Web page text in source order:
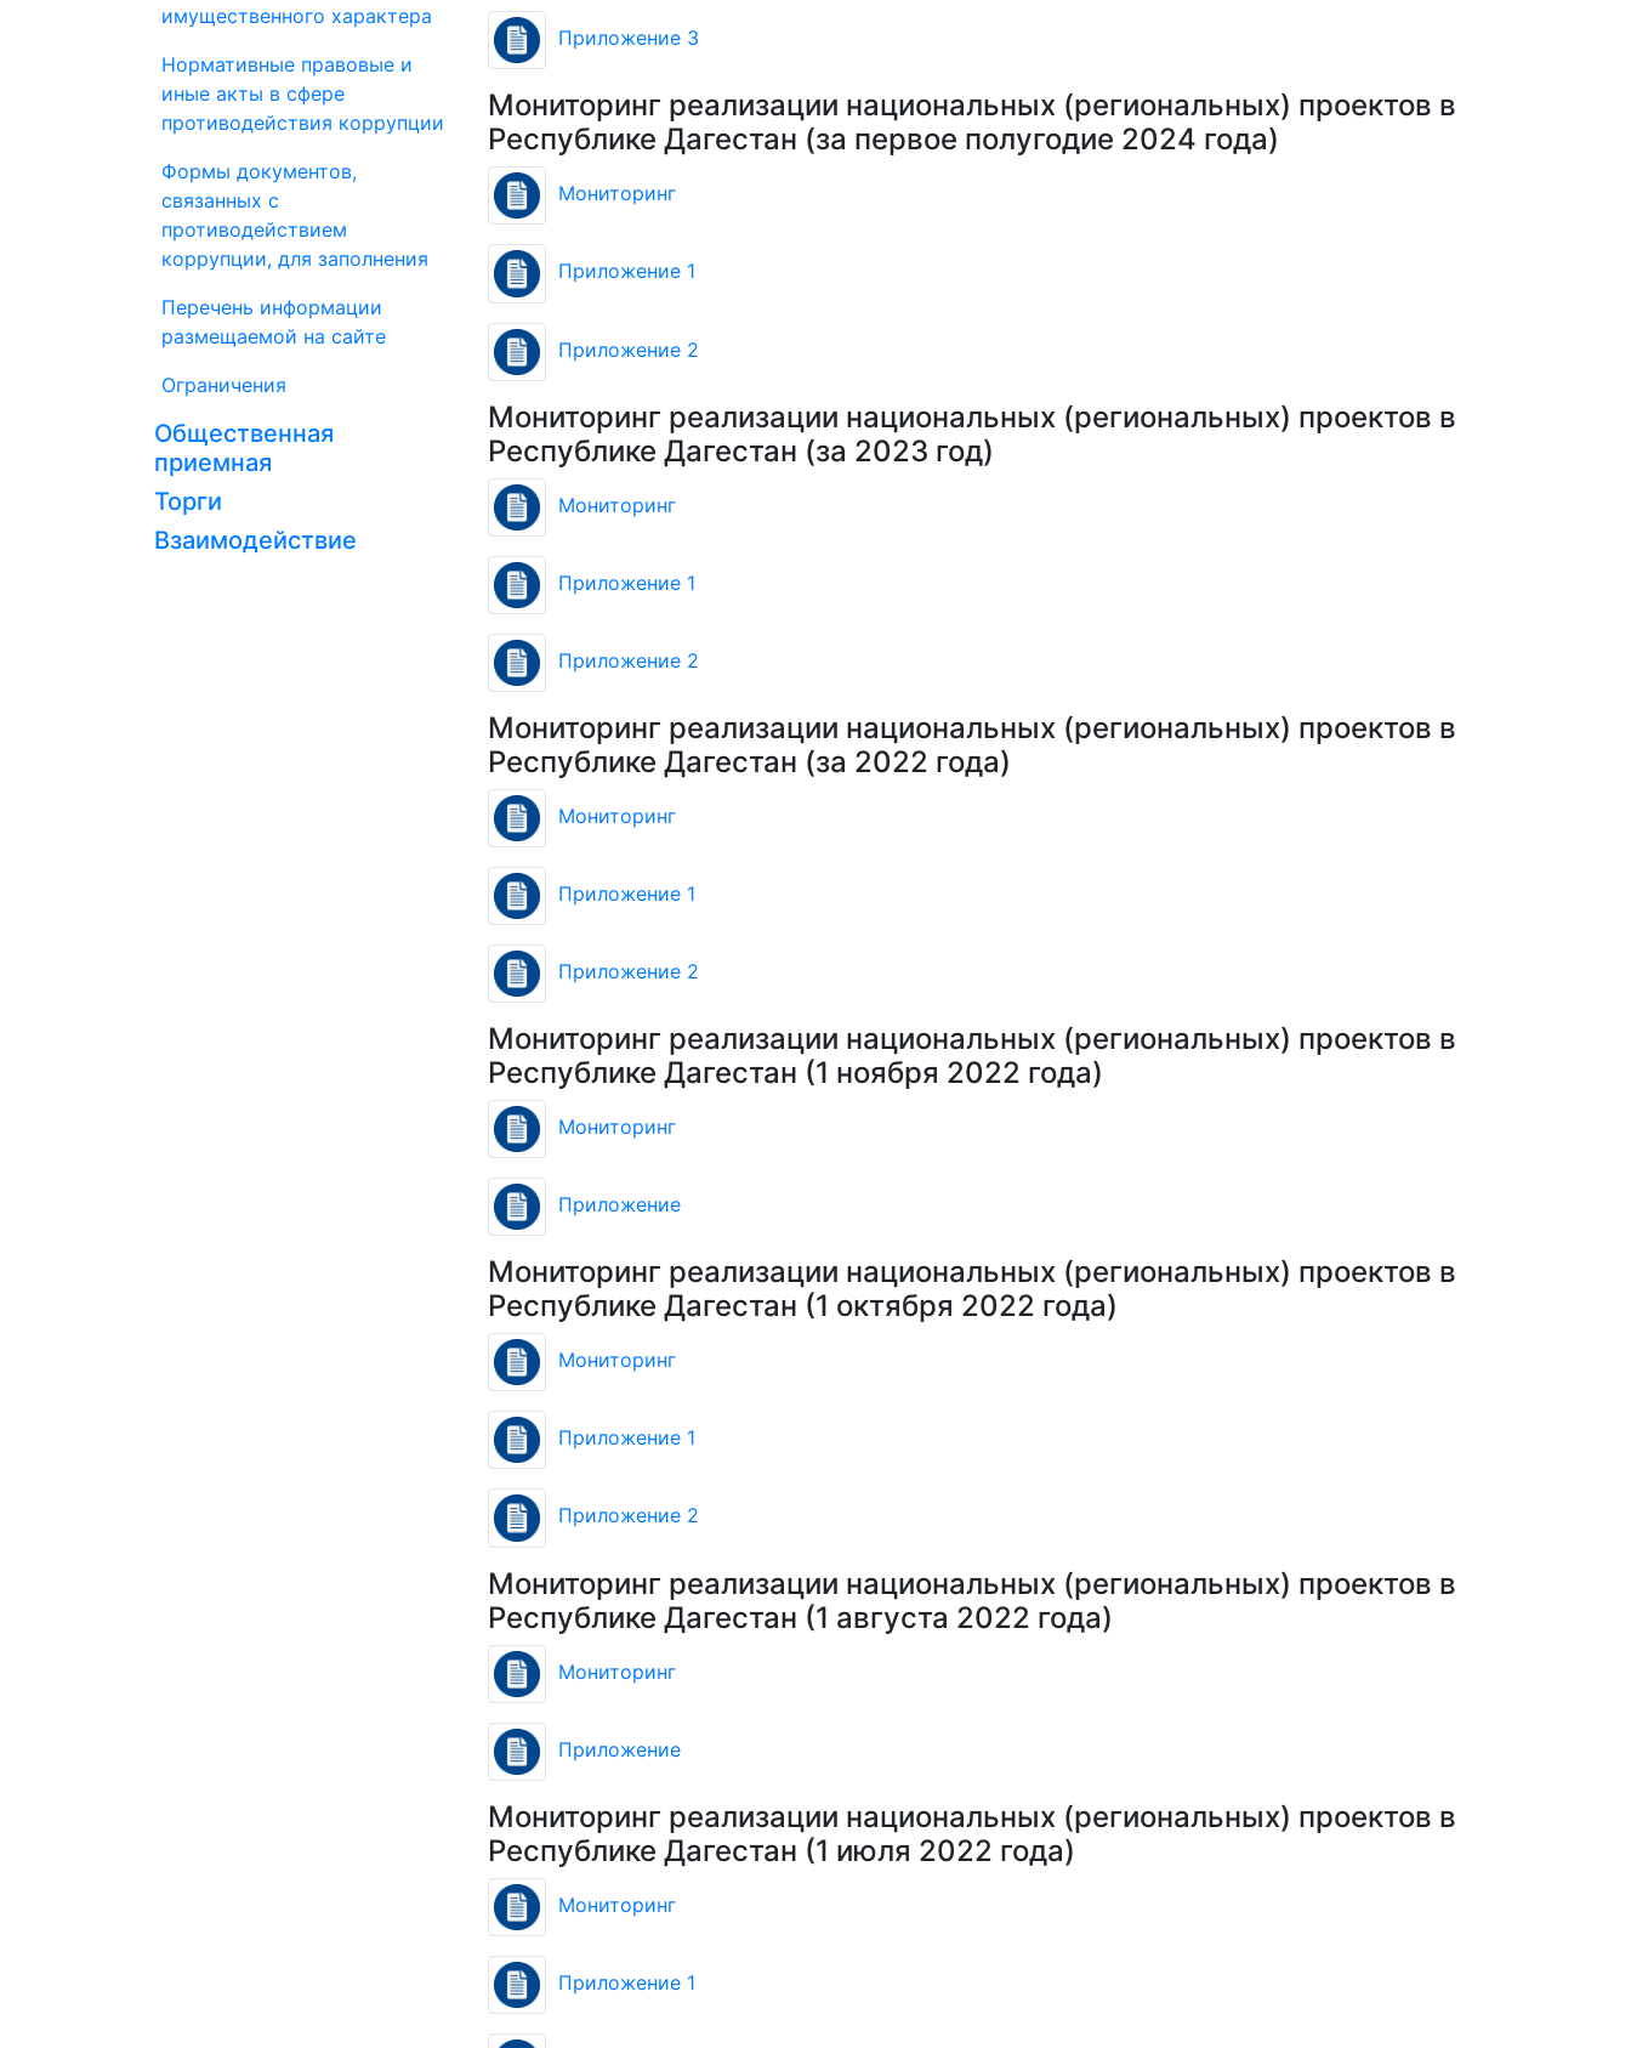
имущественного характера
Нормативные правовые и
иные акты в сфере
противодействия коррупции
Формы документов,
связанных с
противодействием
коррупции, для заполнения
Перечень информации
размещаемой на сайте
Ограничения
Общественная
приемная
Торги
Взаимодействие
Приложение 3
Мониторинг реализации национальных (региональных) проектов в
Республике Дагестан (за первое полугодие 2024 года)
Мониторинг
Приложение 1
Приложение 2
Мониторинг реализации национальных (региональных) проектов в
Республике Дагестан (за 2023 год)
Мониторинг
Приложение 1
Приложение 2
Мониторинг реализации национальных (региональных) проектов в
Республике Дагестан (за 2022 года)
Мониторинг
Приложение 1
Приложение 2
Мониторинг реализации национальных (региональных) проектов в
Республике Дагестан (1 ноября 2022 года)
Мониторинг
Приложение
Мониторинг реализации национальных (региональных) проектов в
Республике Дагестан (1 октября 2022 года)
Мониторинг
Приложение 1
Приложение 2
Мониторинг реализации национальных (региональных) проектов в
Республике Дагестан (1 августа 2022 года)
Мониторинг
Приложение
Мониторинг реализации национальных (региональных) проектов в
Республике Дагестан (1 июля 2022 года)
Мониторинг
Приложение 1